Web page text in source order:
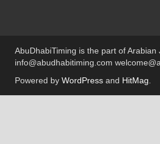
AbuDhabiTiming is the part of Arabian
info@abudhabitiming.com
Powered by WordPress and HitMag